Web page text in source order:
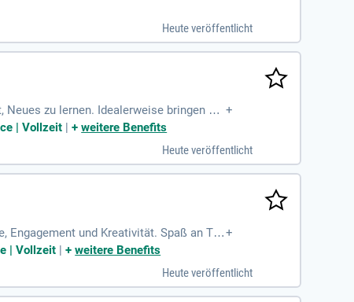
Heute veröffentlicht
zu lernen. Idealerweise bringen Sie +
| Vollzeit |+weitere Benefits
Heute veröffentlicht
und Kreativität. Spaß an Tec+
| Vollzeit |+weitere Benefits
Heute veröffentlicht